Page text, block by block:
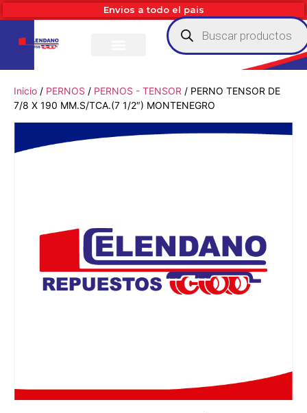
Envios a todo el pais
Inicio / PERNOS / PERNOS - TENSOR / PERNO TENSOR DE
7/8 X 190 MM.S/TCA.(7 1/2″) MONTENEGRO